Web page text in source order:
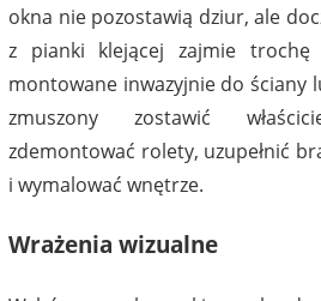
okna nie pozostawią dziur, ale
z pianki klejącej zajmie
montowane inwazyjnie do ściany
zmuszony zostawić
zdemontować rolety, uzupełnić
i wymalować wnętrze.
Wrażenia wizualne